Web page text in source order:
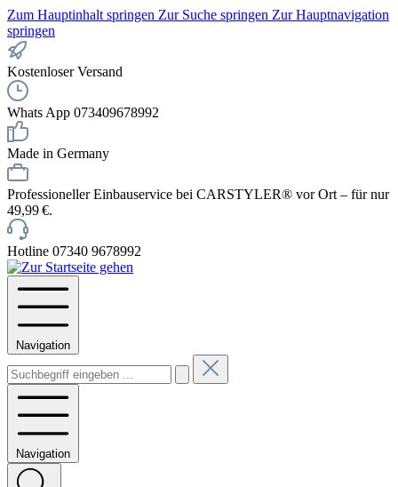
Zum Hauptinhalt springen Zur Suche springen Zur Hauptnavigation
springen
Kostenloser Versand
Whats App 073409678992
Made in Germany
Professioneller Einbauservice bei CARSTYLER® vor Ort – für nur
49,99 €.
Hotline 07340 9678992
Navigation
Navigation